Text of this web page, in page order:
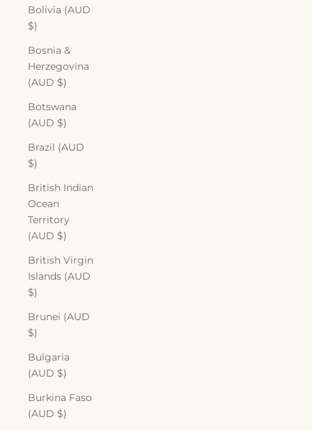
Bolivia (AUD
$)
Bosnia &
Herzegovina
(AUD $)
Botswana
(AUD $)
Brazil (AUD
$)
British Indian
Ocean
Territory
(AUD $)
British Virgin
Islands (AUD
$)
Brunei (AUD
$)
Bulgaria
(AUD $)
Burkina Faso
(AUD $)